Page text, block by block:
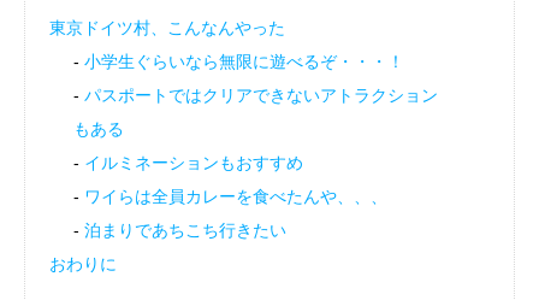
東京ドイツ村、こんなんやった
小学生ぐらいなら無限に遊べるぞ・・・！
パスポートではクリアできないアトラクション
もある
イルミネーションもおすすめ
ワイらは全員カレーを食べたんや、、、
泊まりであちこち行きたい
おわりに